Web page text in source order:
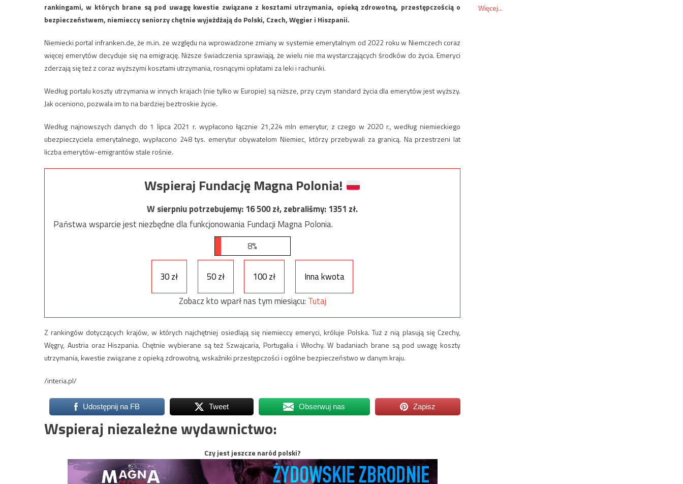
rankingami, w których brane są pod uwagę kwestie związane z kosztami utrzymania, opieką zdrowotną, przestępczością o
bezpieczeństwem, niemieccy seniorzy chętnie wyjeżdżają do Polski, Czech, Węgier i Hiszpanii.
Niemiecki portal infranken.de, że m.in. ze względu na wprowadzone zmiany w systemie emerytalnym od 2022 roku w Niemczech coraz
więcej emerytów decyduje się na emigrację. Niższe świadczenia sprawiają, że wielu nie ma wystarczających środków do życia. Emeryci
zderzają się też z coraz wyższymi kosztami utrzymania, rosnącymi opłatami za leki i rachunki.
Według portalu koszty utrzymania w innych krajach (nie tylko w Europie) są niższe, przy czym standard życia dla emerytów jest wyższy.
Jak oceniono, pozwala im to na bardziej beztroskie życie.
Według najnowszych danych do 1 lipca 2021 r. wypłacono łącznie 21,224 mln emerytur, z czego w 2020 r., według niemieckiego
ubezpieczyciela emerytalnego, wypłacono 248 tys. emerytur obywatelom Niemiec, którzy przebywali za granicą. Na przestrzeni lat
liczba emerytów-emigrantów stale rośnie.
Wspieraj Fundację Magna Polonia!
W sierpniu potrzebujemy:16 500zł, zebraliśmy:1351 zł.
Państwa wsparcie jest niezbędne dla funkcjonowania Fundacji Magna Polonia.
8%
30 zł 50 zł 100 zł
Inna kwota
Zobacz kto wparł nas tym miesiącu: Tutaj
Z rankingów dotyczących krajów, w których najchętniej osiedlają się niemieccy emeryci, króluje Polska. Tuż z nią plasują się Czechy,
Węgry, Austria oraz Hiszpania. Chętnie wybierane są też Szwajcaria, Portugalia i Włochy. W badaniach brane są pod uwagę koszty
utrzymania, kwestie związane z opieką zdrowotną, wskaźniki przestępczości i ogólne bezpieczeństwo w danym kraju.
/interia.pl/
Udostępnij na FB Tweet Obserwuj nas Zapisz
Wspieraj niezależne wydawnictwo:
Czy jest jeszcze naród polski?
Więcej...